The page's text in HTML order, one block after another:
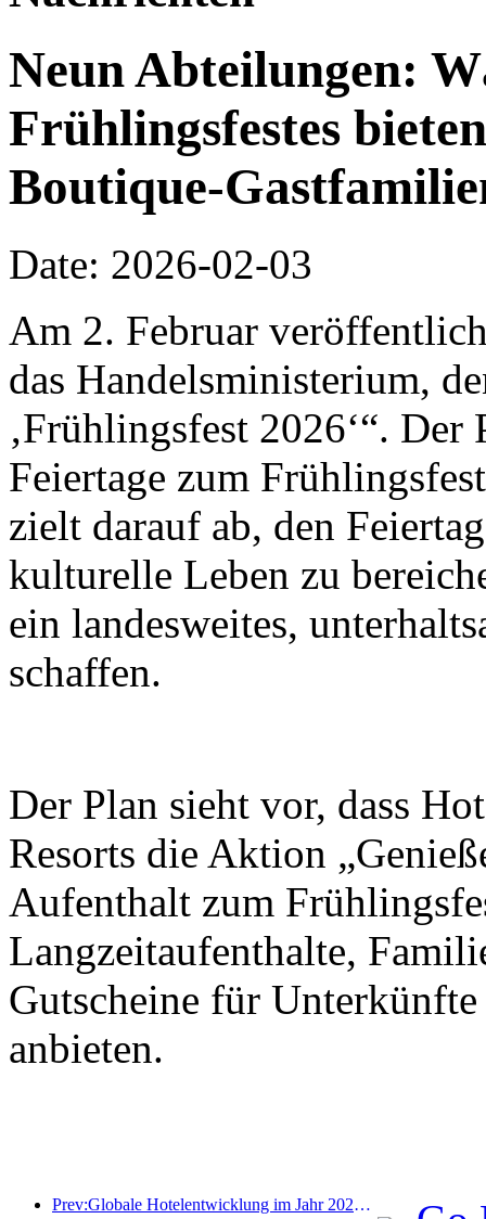
Neun Abteilungen:
Frühlingsfestes
Boutique-
Date: 2026-02-03
Am 2. Februar
das Handelsministerium,
‚Frühlingsfest 2026‘“.
Feiertage zum
zielt darauf ab, den
kulturelle Leben zu
ein landesweites,
schaffen.
Der Plan sieht vor, dass
Resorts die Aktion
Aufenthalt zum
Langzeitaufenthalte,
Gutscheine für
anbieten.
Prev:Globale Hotelentwicklung im Jahr 2026: Shanghai belegt Platz eins bei der Anzahl neuer Zimmer